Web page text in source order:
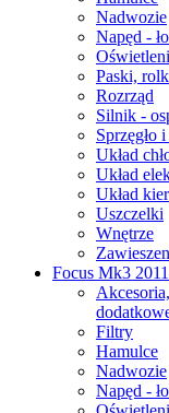
Nadwozie
Napęd -
Paski,
Rozrząd
Silnik -
Sprzęgło
Układ
Układ
Układ
Uszczelki
Wnętrze
Focus Mk3
Filtry
Hamulce
Nadwozie
Napęd -